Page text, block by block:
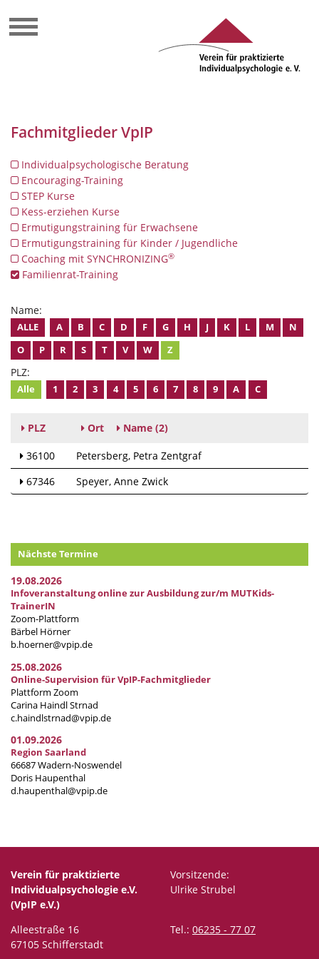
Fachmitglieder VpIP
Individualpsychologische Beratung
Encouraging-Training
STEP Kurse
Kess-erziehen Kurse
Ermutigungstraining für Erwachsene
Ermutigungstraining für Kinder / Jugendliche
Coaching mit SYNCHRONIZING®
Familienrat-Training
Name:
ALLE A B C D F G H J K L M
N
O
P R S T V W Z
PLZ:
Alle 1 2 3 4 5 6 7 8 9 A C
PLZ Ort Name (2)
36100 Petersberg Petra Zentgraf
67346
Speyer Anne Zwick
Nächste Termine
19.08.2026
Infoveranstaltung online zur Ausbildung zur/m MUTKids-
TrainerIN
Zoom-Plattform
Bärbel Hörner
b.hoerner@vpip.de
25.08.2026
Online-Supervision für VpIP-Fachmitglieder
Plattform Zoom
Carina Haindl Strnad
c.haindlstrnad@vpip.de
01.09.2026
Region Saarland
66687 Wadern-Noswendel
Doris Haupenthal
d.haupenthal@vpip.de
Verein für praktizierte
Individualpsychologie e.V.
(VpIP e.V.)
Vorsitzende:
Ulrike Strubel
Alleestraße 16
67105 Schifferstadt
Tel.: 06235 - 77 07